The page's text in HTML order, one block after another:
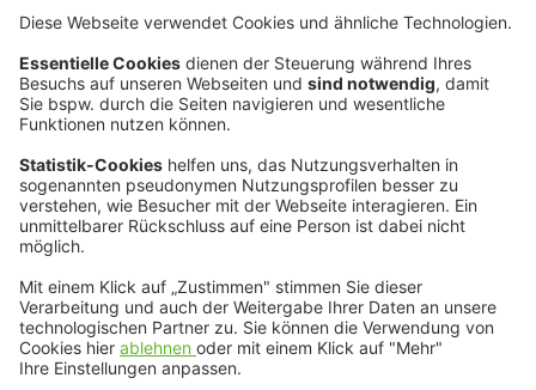
Zum Newsletter
Werde Teil der Community
bessergrün begleitet Sie als Partner in Sachen
Nachhaltigkeit. Der Community Newsletter liefert dabei
News zum Startschuss der Akademie und kommenden
Blog-Beiträgen – bleiben Sie auf dem neusten Stand!
Jetzt anmelden